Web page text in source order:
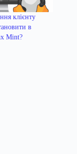
клієнту
в
Mint?